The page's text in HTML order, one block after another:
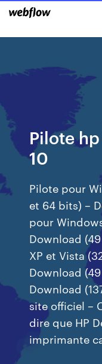
Pilote
10
Pilote pour
et 64 bits) –
pour
Download
XP et Vista
Download
Download
site officiel –
dire que HP
imprimante